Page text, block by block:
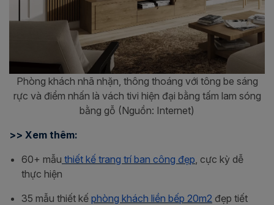
Phòng khách nhã nhặn, thông thoáng với tông be sáng
rực và điểm nhấn là vách tivi hiện đại bằng tấm lam sóng
bằng gỗ (Nguồn: Internet)
>> Xem thêm:
60+ mẫu thiết kế trang trí ban công đẹp , cực kỳ dễ
thực hiện
35 mẫu thiết kế phòng khách liền bếp 20m2 đẹp tiết